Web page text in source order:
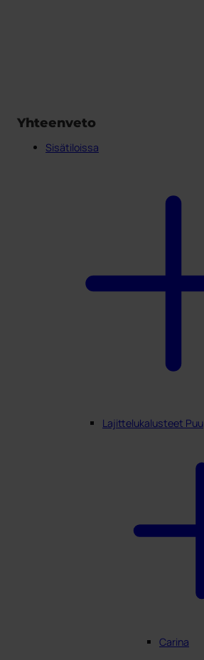
Yhteenveto
Sisätiloissa
Lajittelukalusteet Puu
Carina